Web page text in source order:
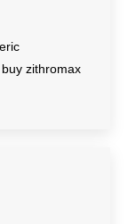
zithromax